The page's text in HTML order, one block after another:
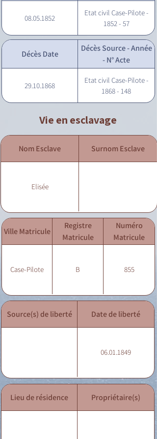
08.05.1852
Etat civil Case-Pilote -
1852 - 57
Décès Date
Décès Source - Année
- N° Acte
29.10.1868
Etat civil Case-Pilote -
1868 - 148
Vie en esclavage
Nom Esclave Surnom Esclave
Elisée
Ville Matricule
Registre
Matricule
Numéro
Matricule
Case-Pilote B 855
Source(s) de liberté Date de liberté
06.01.1849
Lieu de résidence Propriétaire(s)